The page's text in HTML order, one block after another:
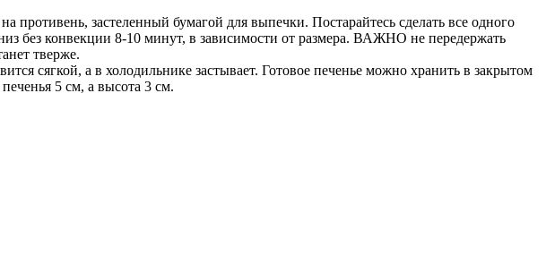
застеленный бумагой для выпечки. Постарайтесь сделать все одного
без конвекции 8-10 минут, в зависимости от размера. ВАЖНО не передержать
тверже.
сягкой, а в холодильнике застывает. Готовое печенье можно хранить в закрытом
5 см, а высота 3 см.